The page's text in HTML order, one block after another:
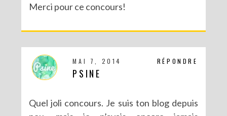
Merci pour ce concours!
RÉPONDRE
MAI 7, 2014
PSINE
Quel joli concours. Je suis ton blog depuis